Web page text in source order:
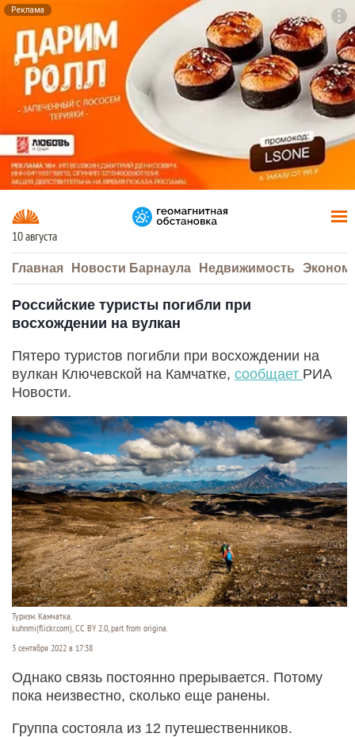
Реклама
10 августа
Главная Новости Барнаула Недвижимость
Российские туристы погибли при
восхождении на вулкан
Пятеро туристов погибли при восхождении на
вулкан Ключевской на Камчатке, сообщает РИА
Новости.
Туризм. Камчатка.
kuhnmi(flickr.com), CC BY 2.0, part from origina.
3 сентября 2022 в 17:38
Однако связь постоянно прерывается. Потому
пока неизвестно, сколько еще ранены.
Группа состояла из 12 путешественников.